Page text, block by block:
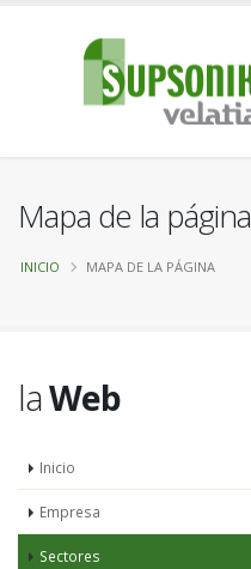
Mapa de la página
INICIO MAPA DE LA PÁGINA
laWeb
Inicio
Empresa
Sectores